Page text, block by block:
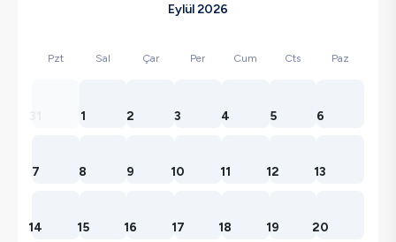
Eylül 2026
Pzt Sal Çar Per Cum Cts Paz
1 2 3 4 5 6
7 8 9 10 11 12 13
14 15 16 17 18 19 20